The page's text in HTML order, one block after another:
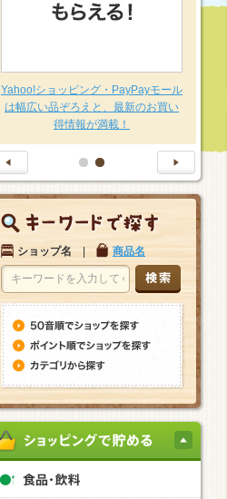
Yahoo!ショッピング・PayPayモール
は幅広い品ぞろえと、最新のお買い
得情報が満載！
ショップ名 | 商品名